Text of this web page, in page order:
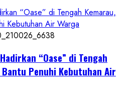
“Oase” di Tengah Kemarau,
Kebutuhan Air Warga
“Oase” di Tengah
Bantu Penuhi Kebutuhan Air